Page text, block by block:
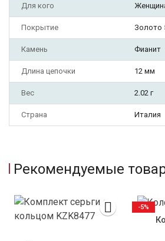
Для кого
Покрытие Золото
Камень Фианит
Длина цепочки 12 мм
Вес 2.02 г
Страна Италия
Рекомендуемые
-5%